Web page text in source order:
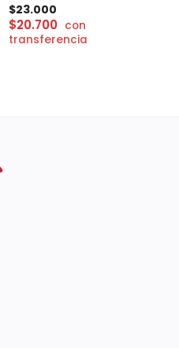
$23.000
$20.700 con
transferencia